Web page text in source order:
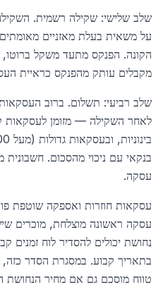
שלב שלישי: שקילה רשמית.
על משאית בעלת מאזניים
הקונה. הפנקס מתעד משקל
מקבלים עותק מהפנקס כראיית
שלב רביעי: תשלום. ברוב
לאחר השקילה — מזומן לעסקאות
בנקאי עם ניכוי מהסכום.
עסקה.
עסקאות חוזרות ואספקה שוטפת
עסקה ראשונה מוצלחת, מוכרים
נחושת יכולים להסדיר לוח זמנים
בתאריך קבוע. במסגרת הסדר כזה,
טווח מוסכם גם אם מחיר הנחושת